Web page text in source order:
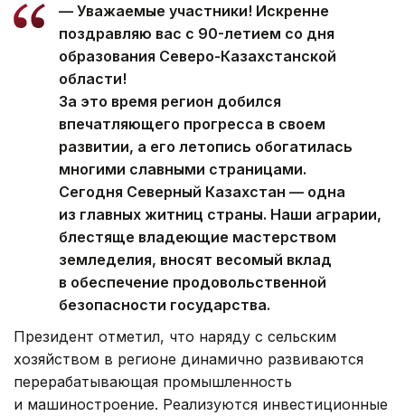
— Уважаемые участники! Искренне
поздравляю вас с 90-летием со дня
образования Северо-Казахстанской
области!
За это время регион добился
впечатляющего прогресса в своем
развитии, а его летопись обогатилась
многими славными страницами.
Сегодня Северный Казахстан — одна
из главных житниц страны. Наши аграрии,
блестяще владеющие мастерством
земледелия, вносят весомый вклад
в обеспечение продовольственной
безопасности государства.
Президент отметил, что наряду с сельским
хозяйством в регионе динамично развиваются
перерабатывающая промышленность
и машиностроение. Реализуются инвестиционные